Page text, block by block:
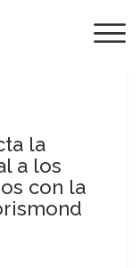
la
a los
con la